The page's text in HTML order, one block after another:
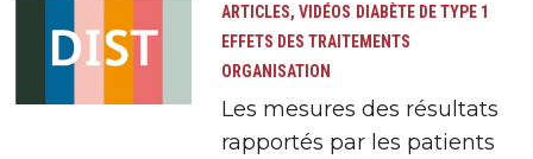
ARTICLES, VIDÉOS DIABÈTE DE TYPE 1
EFFETS DES TRAITEMENTS
ORGANISATION
Les mesures des résultats
rapportés par les patients